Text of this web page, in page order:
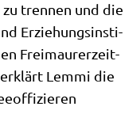
tren­nen und die
Erzie­hungs­in­sti­
Frei­mau­rer­zeit­
Lem­mi die